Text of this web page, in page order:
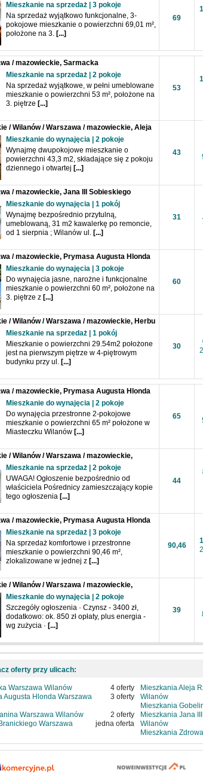
Mieszkanie na sprzedaż | 3 pokoje
Na sprzedaż wyjątkowo funkcjonalne, 3-
pokojowe mieszkanie o powierzchni 69,01 m²,
położone na 3. [...]
69
/ mazowieckie, Sarmacka
Mieszkanie na sprzedaż | 2 pokoje
Na sprzedaż wyjątkowe, w pełni umeblowane
mieszkanie o powierzchni 53 m², położone na
3. piętrze [...]
53
/ Wilanów / Warszawa / mazowieckie, Aleja
Mieszkanie do wynajęcia | 2 pokoje
Wynajmę dwupokojowe mieszkanie o
powierzchni 43,3 m2, składające się z pokoju
dziennego i otwartej [...]
43
/ mazowieckie, Jana III Sobieskiego
Mieszkanie do wynajęcia | 1 pokój
Wynajmę bezpośrednio przytulną,
umeblowaną, 31 m2 kawalerkę po remoncie,
od 1 sierpnia ; Wilanów ul. [...]
31
/ mazowieckie, Prymasa Augusta Hlonda
Mieszkanie do wynajęcia | 3 pokoje
Do wynajęcia jasne, narożne i funkcjonalne
mieszkanie o powierzchni 60 m², położone na
3. piętrze z [...]
60
/ Wilanów / Warszawa / mazowieckie, Herbu
Mieszkanie na sprzedaż | 1 pokój
Mieszkanie o powierzchni 29.54m2 położone
jest na pierwszym piętrze w 4-piętrowym
budynku przy ul. [...]
30
/ mazowieckie, Prymasa Augusta Hlonda
Mieszkanie do wynajęcia | 2 pokoje
Do wynajęcia przestronne 2-pokojowe
mieszkanie o powierzchni 65 m² położone w
Miasteczku Wilanów [...]
65
/ Wilanów / Warszawa / mazowieckie,
Mieszkanie na sprzedaż | 2 pokoje
UWAGA! Ogłoszenie bezpośrednio od
właściciela Pośrednicy zamieszczający kopie
tego ogłoszenia [...]
44
/ mazowieckie, Prymasa Augusta Hlonda
Mieszkanie na sprzedaż | 3 pokoje
Na sprzedaż komfortowe i przestronne
mieszkanie o powierzchni 90,46 m²,
zlokalizowane w jednej z [...]
90,46
/ Wilanów / Warszawa / mazowieckie,
Mieszkanie do wynajęcia | 2 pokoje
Szczegóły ogłoszenia · Czynsz - 3400 zł,
dodatkowo: ok. 850 zł opłaty, plus energia -
wg zużycia · [...]
39
oferty przy ulicach:
4 oferty
Warszawa Wilanów
3 oferty
Augusta Hlonda Warszawa
2 oferty
Warszawa Wilanów
jedna oferta
Warszawa
Mieszkania Aleja
Wilanów
Mieszkania
Mieszkania Jana
Wilanów
Mieszkania